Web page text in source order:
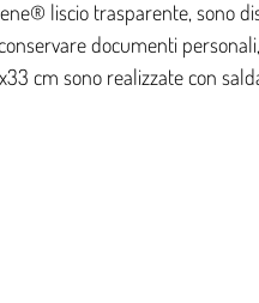
liscio trasparente, sono
documenti
cm sono realizzate con